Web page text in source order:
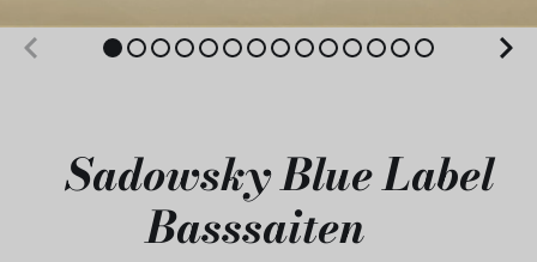
Sadowsky Blue Label
Basssaiten